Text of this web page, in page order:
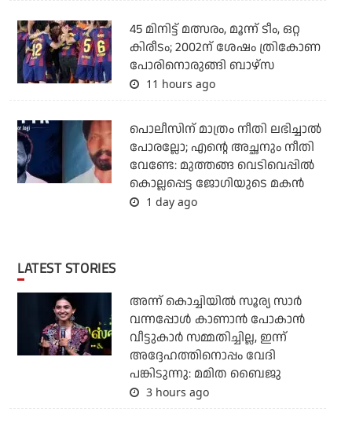
45 മിനിട്ട് മത്സരം, മൂന്ന് ടീം, ഒറ്റ
കിരീടം; 2002ന് ശേഷം ത്രികോണ
പോരിനൊരുങ്ങി ബാഴ്‌സ
11 hours ago
പൊലീസിന് മാത്രം നീതി ലഭിച്ചാല്‍
പോരല്ലോ; എന്റെ അച്ഛനും നീതി
വേണ്ടേ: മുത്തങ്ങ വെടിവെപ്പില്‍
കൊല്ലപ്പെട്ട ജോഗിയുടെ മകന്‍
1 day ago
LATEST STORIES
അന്ന് കൊച്ചിയില്‍ സൂര്യ സാര്‍
വന്നപ്പോള്‍ കാണാന്‍ പോകാന്‍
വീട്ടുകാര്‍ സമ്മതിച്ചില്ല, ഇന്ന്
അദ്ദേഹത്തിനൊപ്പം വേദി
പങ്കിടുന്നു: മമിത ബൈജു
3 hours ago